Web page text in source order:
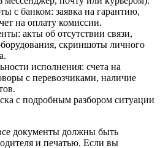
с банком: заявка на гарантию,
на оплату комиссии.
акты об отсутствии связи,
скриншоты личного
исполнения: счета на
с перевозчиками, наличие
с подробным разбором ситуации
документы должны быть
и печатью. Если вы